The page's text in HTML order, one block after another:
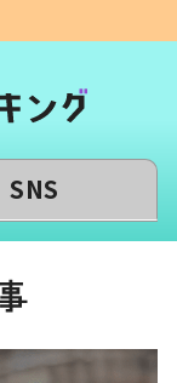
SNS